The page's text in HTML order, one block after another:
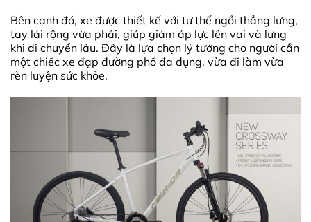
Bên cạnh đó, xe được thiết kế với tư thế ngồi thẳng lưng,
tay lái rộng vừa phải, giúp giảm áp lực lên vai và lưng
khi di chuyển lâu. Đây là lựa chọn lý tưởng cho người cần
một chiếc xe đạp đường phố đa dụng, vừa đi làm vừa
rèn luyện sức khỏe.